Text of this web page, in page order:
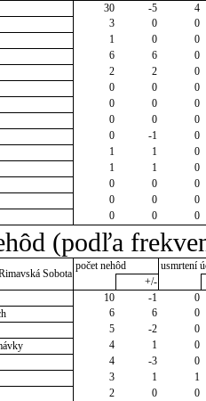
30 -5
4
3 0
0
1 0
0
6 6
0
2 2
0
0 0
0
0 0
0
0 0
0
0 -1
0
1 1
0
1 1
0
0 0
0
0 0
0
0 0 0
(podľa
Sobota
počet nehôd
usmrtení
+/-
10 -1
0
6 6
0
5 -2
0
4 1
0
4 -3
0
3 1
1
2 0
0